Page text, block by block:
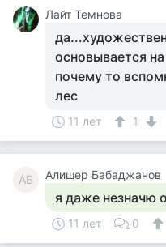
Лайт Темнова
основывается
почему то
лес
11 лет 1
АБ Алишер Бабаджанов
я даже незначю
11 лет 0